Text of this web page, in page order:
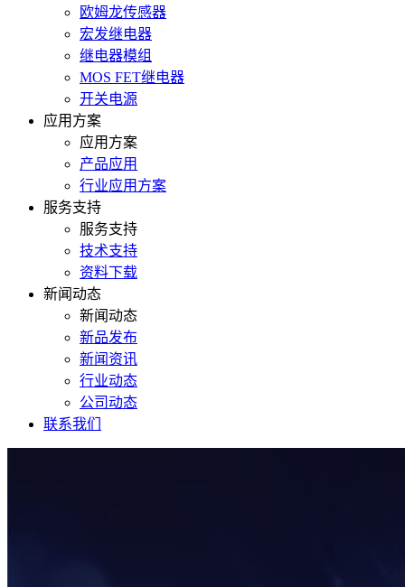
欧姆龙传感器
宏发继电器
继电器模组
MOS FET继电器
开关电源
应用方案
应用方案
产品应用
行业应用方案
服务支持
服务支持
技术支持
资料下载
新闻动态
新闻动态
新品发布
新闻资讯
行业动态
公司动态
联系我们